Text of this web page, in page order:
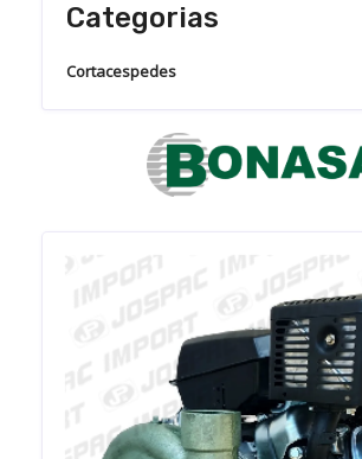
Categorias
Cortacespedes